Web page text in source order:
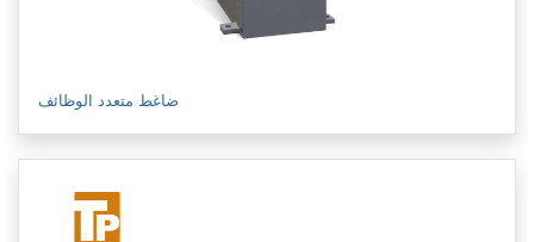
ضاغط متعدد الوظائف